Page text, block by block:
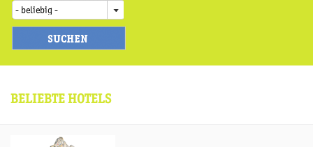
BELIEBTE HOTELS